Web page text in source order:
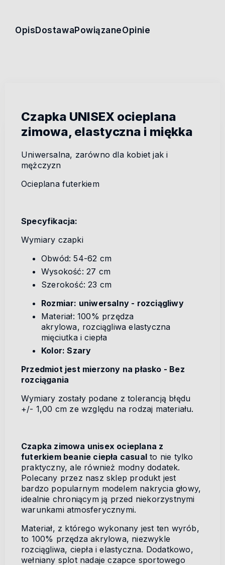
Opis Dostawa PowiązaneOpinie
Czapka UNISEX ocieplana
zimowa, elastyczna i miękka
Uniwersalna, zarówno dla kobiet jak i
mężczyzn
Ocieplana futerkiem
Specyfikacja:
Wymiary czapki
Obwód: 54-62 cm
Wysokość: 27 cm
Szerokość: 23 cm
Rozmiar: uniwersalny - rozciągliwy
Materiał: 100% przędza
akrylowa, rozciągliwa elastyczna
mięciutka i ciepła
Kolor: Szary
Przedmiot jest mierzony na płasko - Bez
rozciągania
Wymiary zostały podane z tolerancją błędu
+/- 1,00 cm ze względu na rodzaj materiału.
Czapka zimowa unisex ocieplana z
futerkiem beanie ciepła casual to nie tylko
praktyczny, ale również modny dodatek.
Polecany przez nasz sklep produkt jest
bardzo popularnym modelem nakrycia głowy,
idealnie chroniącym ją przed niekorzystnymi
warunkami atmosferycznymi.
Materiał, z którego wykonany jest ten wyrób,
to 100% przędza akrylowa, niezwykle
rozciągliwa, ciepła i elastyczna. Dodatkowo,
wełniany splot nadaje czapce sportowego